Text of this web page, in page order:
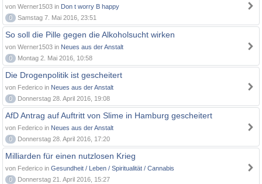
von Werner1503 in Don t worry B happy
0
Samstag 7. Mai 2016, 23:51
So soll die Pille gegen die Alkoholsucht wirken
von Werner1503 in Neues aus der Anstalt
0
Montag 2. Mai 2016, 10:58
Die Drogenpolitik ist gescheitert
von Federico in Neues aus der Anstalt
0
Donnerstag 28. April 2016, 19:08
AfD Antrag auf Auftritt von Slime in Hamburg gescheitert
von Federico in Neues aus der Anstalt
0
Donnerstag 28. April 2016, 17:20
Milliarden für einen nutzlosen Krieg
von Federico in Gesundheit / Leben / Spiritualität / Cannabis
0
Donnerstag 21. April 2016, 15:27